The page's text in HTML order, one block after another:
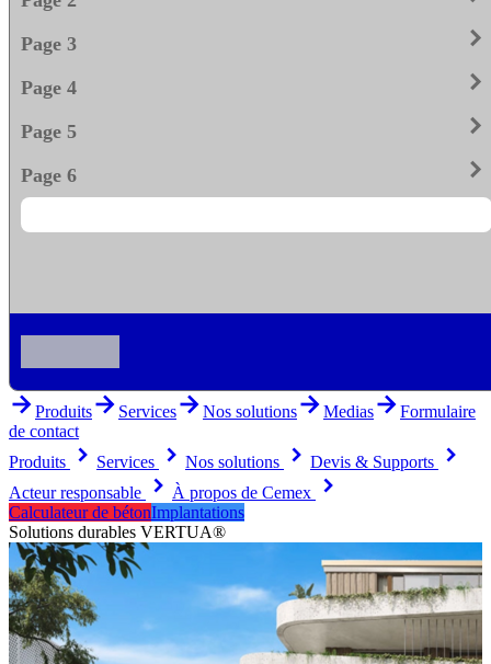
Page 3 keyboard_arrow_right
Page 4 keyboard_arrow_right
Page 5 keyboard_arrow_right
Page 6 keyboard_arrow_right
arrow_forwardProduitsarrow_forward Servicesarrow_forwardNos solutionsarrow_forwardMediasarrow_forwardFormulaire
de contact
Produits
keyboard_arrow_right Services keyboard_arrow_right Nos solutions keyboard_arrow_right Devis & Supports keyboard_arrow_right
Acteur responsable keyboard_arrow_right À propos de Cemex keyboard_arrow_right
Calculateur de bétonImplantations
Solutions durables VERTUA®